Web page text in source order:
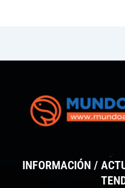
INFORMACIÓN /